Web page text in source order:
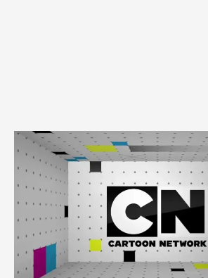
Filme
perdido
Cartoon
retorna
graças